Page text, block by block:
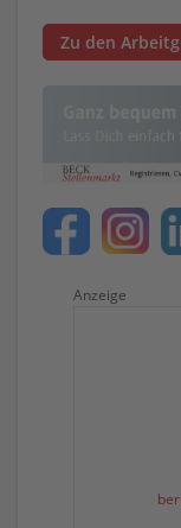
Zu den
Anzeige